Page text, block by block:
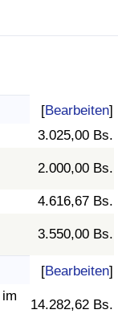
[Bearbeiten]
3.025,00 Bs.
2.000,00 Bs.
4.616,67 Bs.
3.550,00 Bs.
[Bearbeiten]
14.282,62 Bs.